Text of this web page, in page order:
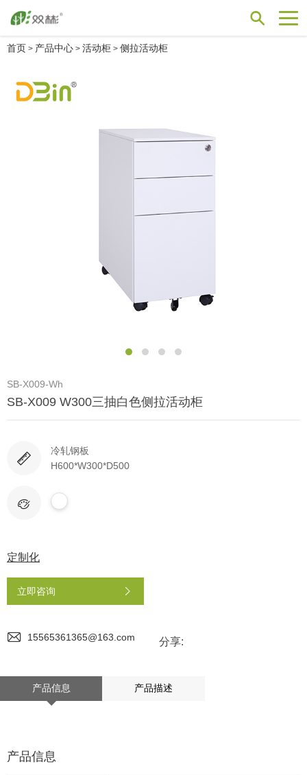
首页 > 产品中心 > 活动柜 > 侧拉活动柜
SB-X009-Wh
SB-X009 W300三抽白色侧拉活动柜
冷轧钢板
H600*W300*D500
定制化
立即咨询
15565361365@163.com 分享:
产品信息 产品描述
产品信息